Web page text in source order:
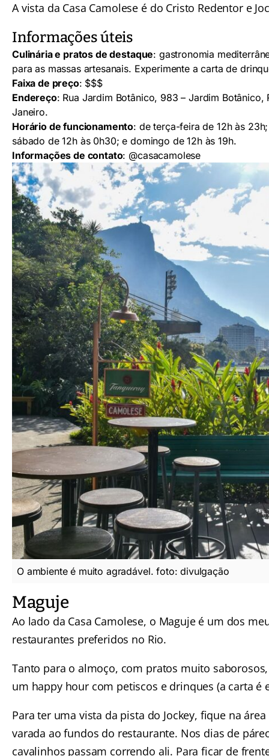
A vista da Casa Camolese é do Cristo Redentor e
Informações úteis
Culinária e pratos de destaque: gastronomia
para as massas artesanais. Experimente a carta de
Faixa de preço: $$$
Endereço: Rua Jardim Botânico, 983 – Jardim Botânico,
Janeiro.
Horário de funcionamento: de terça-feira de 12h às
sábado de 12h às 0h30; e domingo de 12h às 19h.
Informações de contato: @casacamolese
O ambiente é muito agradável. foto: divulgação
Maguje
Ao lado da Casa Camolese, o Maguje é um dos
restaurantes preferidos no Rio.
Tanto para o almoço, com pratos muito
um happy hour com petiscos e drinques (a carta é
Para ter uma vista da pista do Jockey, fique na
varada ao fundos do restaurante. Nos dias de
cavalinhos passam correndo ali. Para ficar de